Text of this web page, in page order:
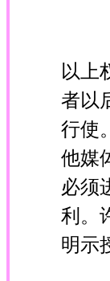
以上
者以
行使
他媒
必须
利。
明示